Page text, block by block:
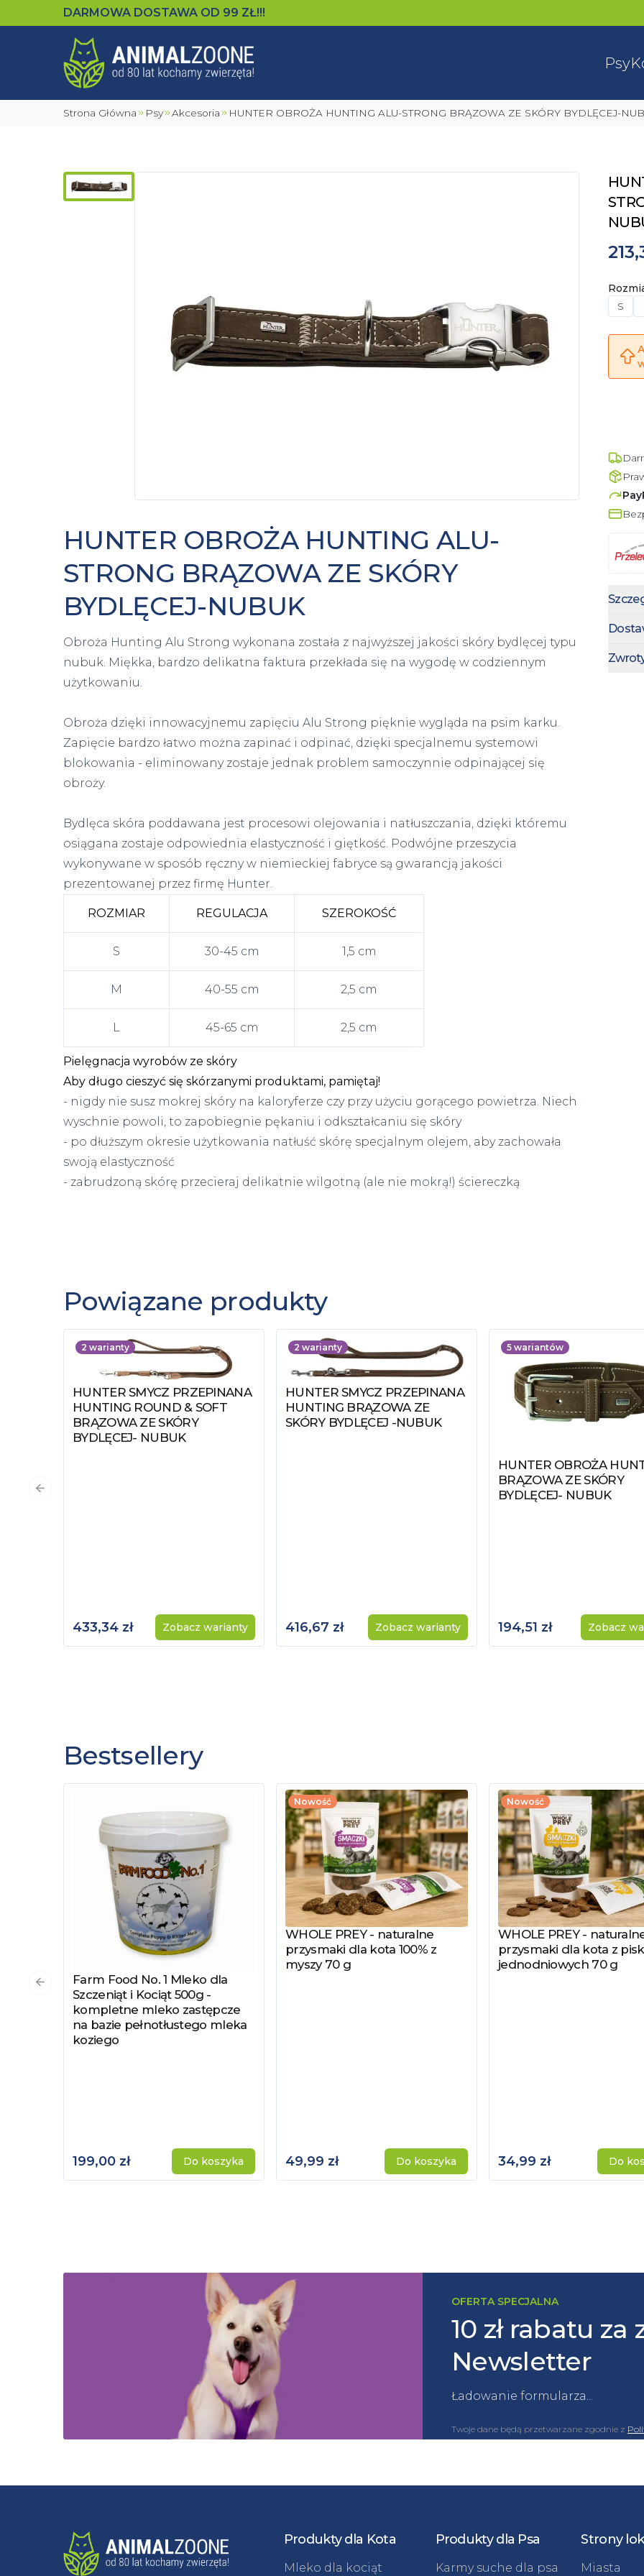
DARMOWA DOSTAWA OD 99 ZŁ!!!
Psy
Strona Główna Psy Akcesoria HUNTER OBROŻA HUNTING ALU-STRONG BRĄZOWA ZE SKÓRY BYDLĘCEJ-
S
HUNTER OBROŻA HUNTING ALU-
STRONG BRĄZOWA ZE SKÓRY
BYDLĘCEJ-NUBUK
Obroża Hunting Alu Strong wykonana została z najwyższej jakości skóry bydlęcej typu
nubuk. Miękka, bardzo delikatna faktura przekłada się na wygodę w codziennym
użytkowaniu.
Obroża dzięki innowacyjnemu zapięciu Alu Strong pięknie wygląda na psim karku.
Zapięcie bardzo łatwo można zapinać i odpinać, dzięki specjalnemu systemowi
blokowania - eliminowany zostaje jednak problem samoczynnie odpinającej się
obroży.
Bydlęca skóra poddawana jest procesowi olejowania i natłuszczania, dzięki któremu
osiągana zostaje odpowiednia elastyczność i giętkość. Podwójne przeszycia
wykonywane w sposób ręczny w niemieckiej fabryce są gwarancją jakości
prezentowanej przez firmę Hunter.
ROZMIAR REGULACJA SZEROKOŚĆ
S 30-45 cm 1,5 cm
M 40-55 cm 2,5 cm
L 45-65 cm 2,5 cm
Pielęgnacja wyrobów ze skóry
Aby długo cieszyć się skórzanymi produktami, pamiętaj!
- nigdy nie susz mokrej skóry na kaloryferze czy przy użyciu gorącego powietrza. Niech
wyschnie powoli, to zapobiegnie pękaniu i odkształcaniu się skóry
- po dłuższym okresie użytkowania natłuść skórę specjalnym olejem, aby zachowała
swoją elastyczność
- zabrudzoną skórę przecieraj delikatnie wilgotną (ale nie mokrą!) ściereczką
Powiązane produkty
2 warianty
Zobacz produkt
HUNTER SMYCZ PRZEPINANA
HUNTING ROUND & SOFT
BRĄZOWA ZE SKÓRY
BYDLĘCEJ- NUBUK
433,34 zł Zobacz warianty
2 warianty
Zobacz produkt
HUNTER SMYCZ PRZEPINANA
HUNTING BRĄZOWA ZE
SKÓRY BYDLĘCEJ -NUBUK
416,67 zł Zobacz warianty
5 wariantów
Zobacz produkt
HUNTER OBROŻA
BRĄZOWA ZE SKÓRY
BYDLĘCEJ- NUBUK
194,51 zł Zobacz
Poprzedni slajd
Bestsellery
Zobacz produkt
Farm Food No. 1 Mleko dla
Szczeniąt i Kociąt 500g -
kompletne mleko zastępcze
na bazie pełnotłustego mleka
koziego
199,00 zł Do koszyka
Nowość
Zobacz produkt
WHOLE PREY - naturalne
przysmaki dla kota 100% z
myszy 70 g
49,99 zł Do koszyka
Nowość
Zobacz produkt
WHOLE PREY -
przysmaki dla kota z
jednodniowych 70 g
34,99 zł Do
Poprzedni slajd
OFERTA SPECJALNA
10 zł rabatu
Newsletter
Ładowanie formularza...
Twoje dane będą przetwarzane zgodnie z
Produkty dla Kota
Mleko dla kociąt
Produkty dla Psa
Karmy suche dla psa
Strony
Miasta